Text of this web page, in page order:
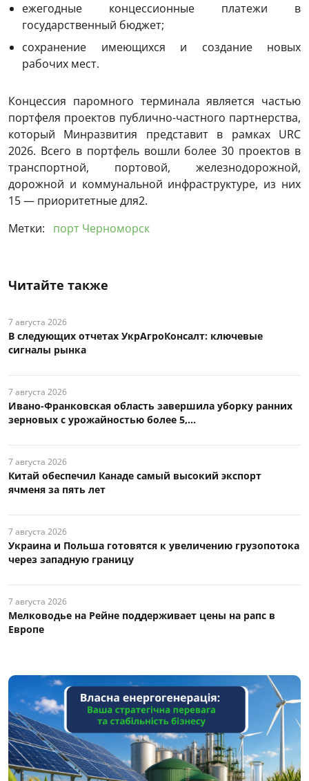
ежегодные концессионные платежи в
государственный бюджет;
сохранение имеющихся и создание новых
рабочих мест.
Концессия паромного терминала является частью
портфеля проектов публично-частного партнерства,
который Минразвития представит в рамках URC
2026. Всего в портфель вошли более 30 проектов в
транспортной, портовой, железнодорожной,
дорожной и коммунальной инфраструктуре, из них
15 — приоритетные для2.
Метки:
порт Черноморск
Читайте также
7 августа 2026
В следующих отчетах УкрАгроКонсалт: ключевые
сигналы рынка
7 августа 2026
Ивано-Франковская область завершила уборку ранних
зерновых с урожайностью более 5,...
7 августа 2026
Китай обеспечил Канаде самый высокий экспорт
ячменя за пять лет
7 августа 2026
Украина и Польша готовятся к увеличению грузопотока
через западную границу
7 августа 2026
Мелководье на Рейне поддерживает цены на рапс в
Европе